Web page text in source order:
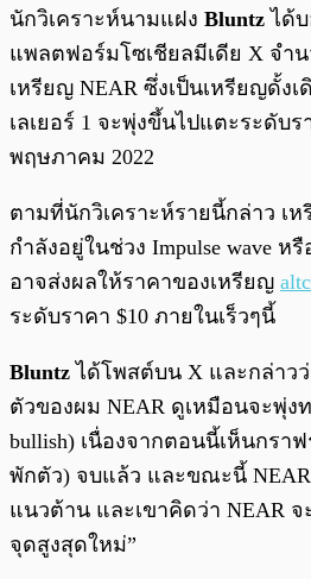
นักวิเคราะห์นามแฝง Bluntz ได้
แพลตฟอร์มโซเชียลมีเดีย X จำน
เหรียญ NEAR ซึ่งเป็นเหรียญดั้ง
เลเยอร์ 1 จะพุ่งขึ้นไปแตะระดับ
พฤษภาคม 2022
ตามที่นักวิเคราะห์รายนี้กล่าว เ
กำลังอยู่ในช่วง Impulse wave
อาจส่งผลให้ราคาของเหรียญ
ระดับราคา $10 ภายในเร็วๆนี้
Bluntz ได้โพสต์บน X และกล่าว
ตัวของผม NEAR ดูเหมือนจะพุ่ง
bullish) เนื่องจากตอนนี้เห็นกรา
พักตัว) จบแล้ว และขณะนี้
แนวต้าน และเขาคิดว่า NEAR
จุดสูงสุดใหม่”